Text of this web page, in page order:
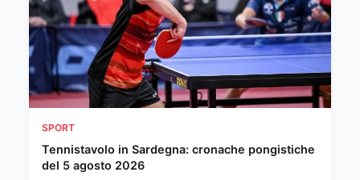
SPORT
Tennistavolo in Sardegna: cronache pongistiche
del 5 agosto 2026